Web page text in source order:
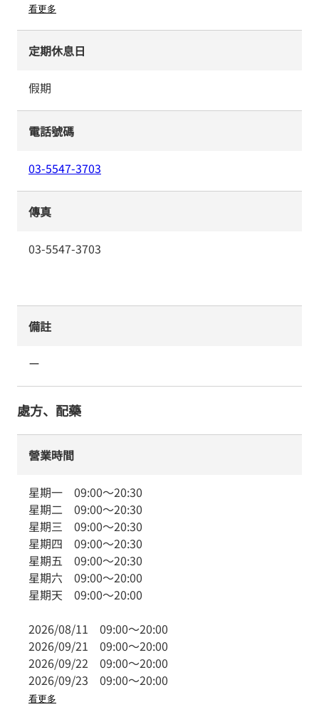
看更多
定期休息日
假期
電話號碼
03-5547-3703
傳真
03-5547-3703
備註
ー
處方、配藥
營業時間
星期一 09:00～20:30
星期二 09:00～20:30
星期三 09:00～20:30
星期四 09:00～20:30
星期五 09:00～20:30
星期六 09:00～20:00
星期天 09:00～20:00
2026/08/11 09:00～20:00
2026/09/21 09:00～20:00
2026/09/22 09:00～20:00
2026/09/23 09:00～20:00
看更多